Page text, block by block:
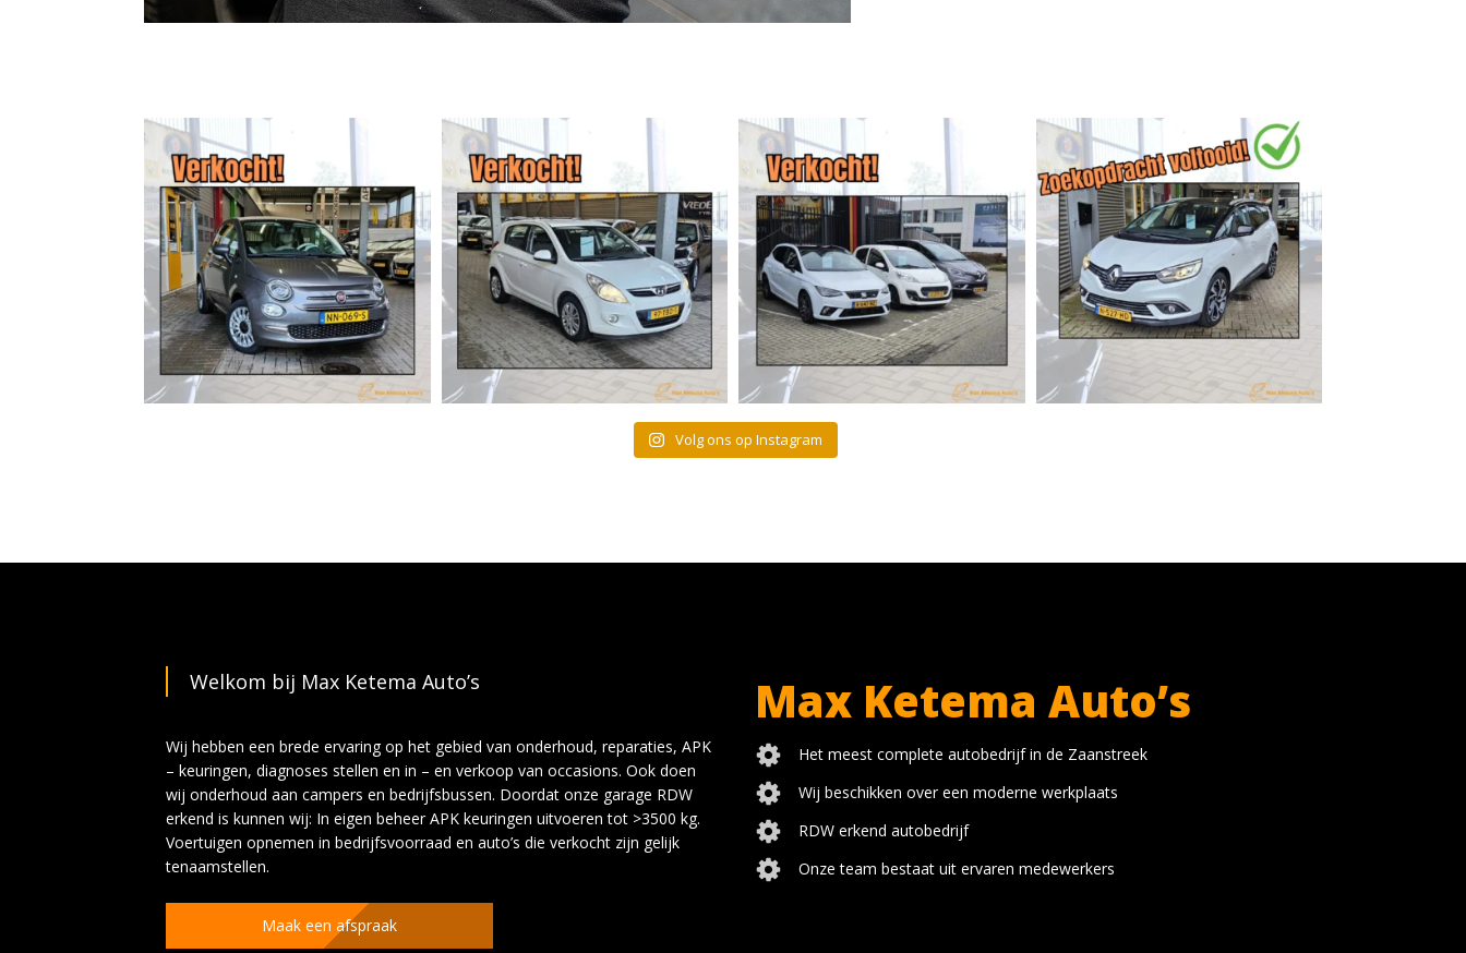
Volg ons op Instagram
Welkom bij Max Ketema Auto’s
Wij hebben een brede ervaring op het gebied van onderhoud, reparaties, APK
– keuringen, diagnoses stellen en in – en verkoop van occasions. Ook doen
wij onderhoud aan campers en bedrijfsbussen. Doordat onze garage RDW
erkend is kunnen wij: In eigen beheer APK keuringen uitvoeren tot >3500 kg.
Voertuigen opnemen in bedrijfsvoorraad en auto’s die verkocht zijn gelijk
tenaamstellen.
Maak een afspraak
Max Ketema Auto’s
Het meest complete autobedrijf in de Zaanstreek
Wij beschikken over een moderne werkplaats
RDW erkend autobedrijf
Onze team bestaat uit ervaren medewerkers